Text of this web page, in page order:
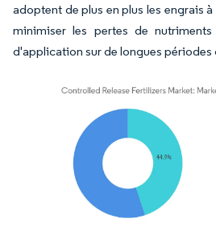
adoptent de plus en plus les engrais
minimiser les pertes de
d'application sur de longues périodes